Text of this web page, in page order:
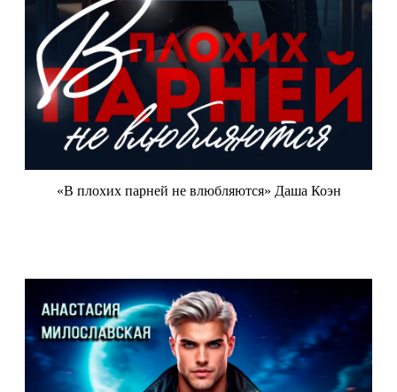
«В плохих парней не влюбляются» Даша Коэн